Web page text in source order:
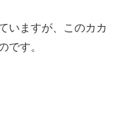
いますが、このカカ
です。